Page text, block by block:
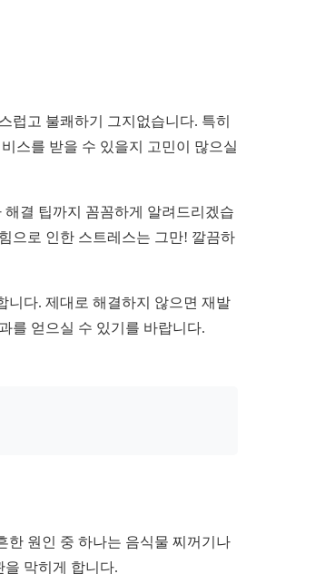
럽고 불쾌하기 그지없습니다. 특히
스를 받을 수 있을지 고민이 많으실
결 팁까지 꼼꼼하게 알려드리겠습
으로 인한 스트레스는 그만! 깔끔하
니다. 제대로 해결하지 않으면 재발
를 얻으실 수 있기를 바랍니다.
한 원인 중 하나는 음식물 찌꺼기나
막히게 합니다.